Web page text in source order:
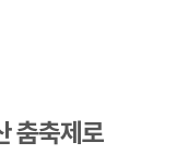
춤축제로